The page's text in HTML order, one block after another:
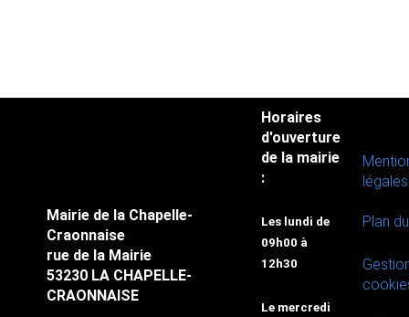
Mairie de la Chapelle-
Craonnaise
rue de la Mairie
53230 LA CHAPELLE-
CRAONNAISE
Horaires
d'ouverture
de la mairie
:
Les lundi de
09h00 à
12h30
Le mercredi
légales
Plan